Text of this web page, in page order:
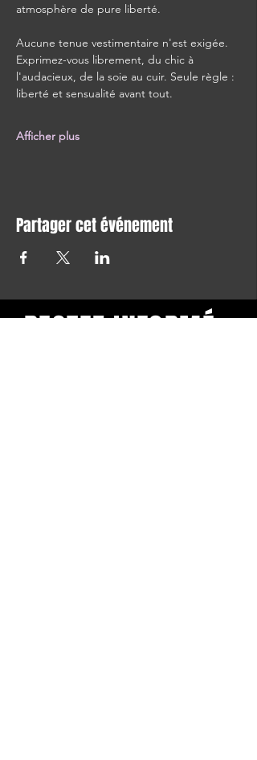
atmosphère de pure liberté.
Aucune tenue vestimentaire n'est exigée.
Exprimez-vous librement, du chic à
l'audacieux, de la soie au cuir. Seule règle :
liberté et sensualité avant tout.
Afficher plus
Partager cet événement
RESTEZ INFORMÉ